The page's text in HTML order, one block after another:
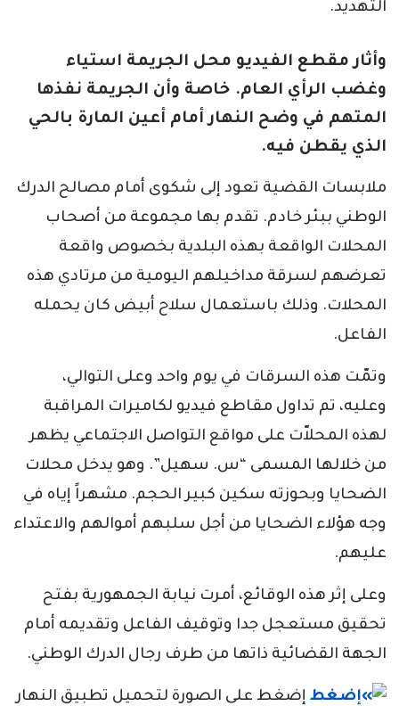
التهديد.
وأثار مقطع الفيديو محل الجريمة استياء
وغضب الرأي العام. خاصة وأن الجريمة نفذها
المتهم في وضح النهار أمام أعين المارة بالحي
الذي يقطن فيه.
ملابسات القضية تعود إلى شكوى أمام مصالح الدرك
الوطني ببئر خادم. تقدم بها مجموعة من أصحاب
المحلات الواقعة بهذه البلدية بخصوص واقعة
تعرضهم لسرقة مداخيلهم اليومية من مرتادي هذه
المحلات. وذلك باستعمال سلاح أبيض كان يحمله
الفاعل.
وتمّت هذه السرقات في يوم واحد وعلى التوالي،
وعليه، تم تداول مقاطع فيديو لكاميرات المراقبة
لهذه المحلاّت على مواقع التواصل الاجتماعي يظهر
من خلالها المسمى “س. سهيل”. وهو يدخل محلات
الضحايا وبحوزته سكين كبير الحجم. مشهراً إياه في
وجه هؤلاء الضحايا من أجل سلبهم أموالهم والاعتداء
عليهم.
وعلى إثر هذه الوقائع، أمرت نيابة الجمهورية بفتح
تحقيق مستعجل جدا وتوقيف الفاعل وتقديمه أمام
الجهة القضائية ذاتها من طرف رجال الدرك الوطني.
إضغط على الصورة لتحميل تطبيق النهار